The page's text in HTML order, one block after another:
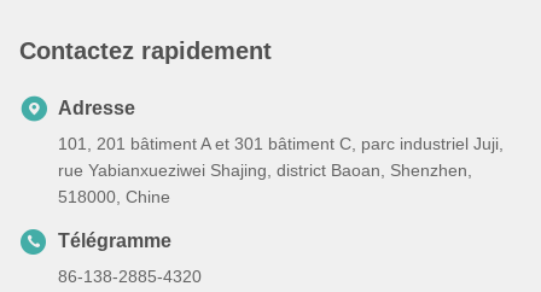
Contactez rapidement
Adresse
101, 201 bâtiment A et 301 bâtiment C, parc industriel Juji,
rue Yabianxueziwei Shajing, district Baoan, Shenzhen,
518000, Chine
Télégramme
86-138-2885-4320